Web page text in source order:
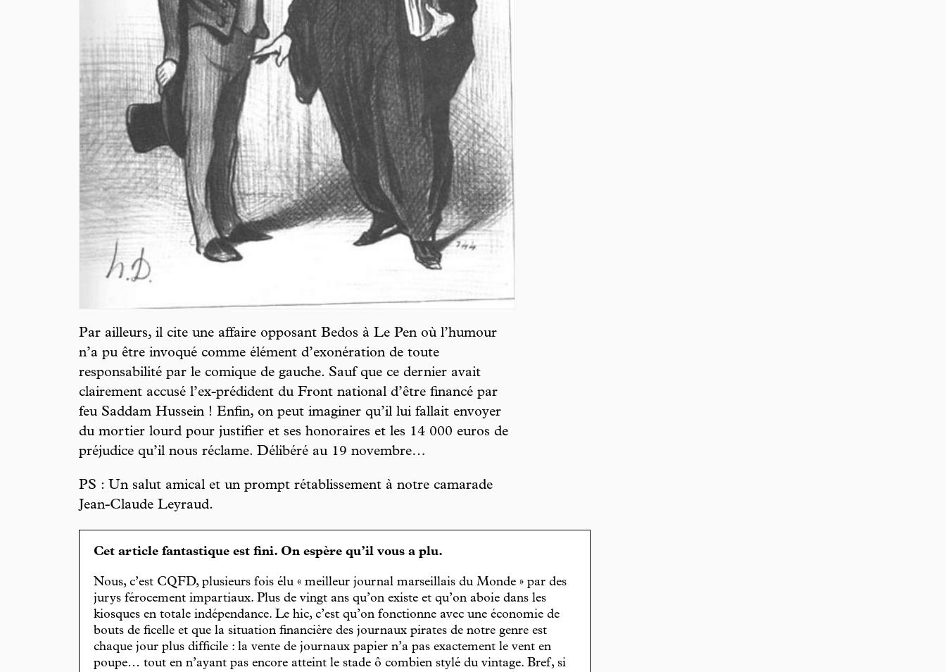
Par ailleurs, il cite une affaire opposant Bedos à Le Pen où l’humour
n’a pu être invoqué comme élément d’exonération de toute
responsabilité par le comique de gauche. Sauf que ce dernier avait
clairement accusé l’ex-prédident du Front national d’être financé par
feu Saddam Hussein ! Enfin, on peut imaginer qu’il lui fallait envoyer
du mortier lourd pour justifier et ses honoraires et les 14 000 euros de
préjudice qu’il nous réclame. Délibéré au 19 novembre…
PS : Un salut amical et un prompt rétablissement à notre camarade
Jean-Claude Leyraud.
Cet article fantastique est fini. On espère qu’il vous a plu.
Nous, c’est CQFD, plusieurs fois élu « meilleur journal marseillais du Monde » par des
jurys férocement impartiaux. Plus de vingt ans qu’on existe et qu’on aboie dans les
kiosques en totale indépendance. Le hic, c’est qu’on fonctionne avec une économie de
bouts de ficelle et que la situation financière des journaux pirates de notre genre est
chaque jour plus difficile : la vente de journaux papier n’a pas exactement le vent en
poupe… tout en n’ayant pas encore atteint le stade ô combien stylé du vintage. Bref, si